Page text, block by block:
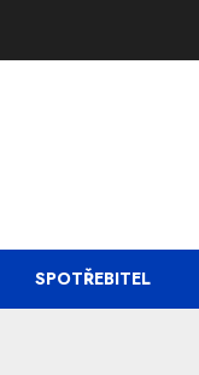
SPOTŘEBITEL